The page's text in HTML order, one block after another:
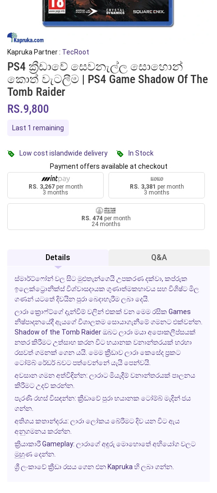
Kapruka Partner : TecRoot
PS4 ක්‍රීඩාවේ සෙවනැල්ල සොහොන්
කොත් වැටලීම | PS4 Game Shadow Of The
Tomb Raider
RS.9,800
Last 1 remaining
Low cost islandwide delivery
In Stock
Payment offers available at checkout
RS. 3,267per month
3 months
RS. 3,381 per month
3 months
RS. 474 per month
24 months
Details Q&A
ස්මාර්ට්ෆෝන් වල සිට මුළුතැන්ගෙයි උපකරණ දක්වා, කප්රුක
ඉලෙක්ට්‍රොනික්ස් විශ්වාසදායක ගුණාත්මකභාවය සහ විශිෂ්ට මිල
ගණන් යටතේ දිවයින පුරා බෙදාහැරීම ලබා දෙයි.
ලාරා ක්‍රොෆ්ට්ගේ දැන්වීම් වලින් එකක් වන මෙම රසික Games
නිෂ්පාදනයේදී ඇයගේ විශාලතම සොයාගැනීමේ ගමනට එක්වන්න.
Shadow of the Tomb Raiderඔබට ලාරා මයා අපොකලීප්සයක්
නතර කිරීමට උත්සාහ කරන විට භයානක වනාන්තරයක් හරහා
රසවත් ගමනක් ගෙන යයි. මෙම ක්‍රීඩාව ලාරා කෙසේද ප්‍රකට
ටෝම්බ් රේඩර් බවට පත්වෙන්නේ යැයි පෙන්වයි.
අවසාන ගමන අත්විඳින්න: ලාරාට මියැදීම් වනාන්තරයක් පාලනය
කිරීමට උදව් කරන්න.
පැරණි රහස් විසඳන්න: ක්‍රීඩාවේ පුරා භයානක ටෝම්බ් මැදින් ජය
ගන්න.
අතිශය කතාන්දරය: ලාරා ලෝකය බේරීමට දිව යන විට ඇය
අනුගමනය කරන්න.
ක්‍රියාකාරී Gameplay: ලාරාගේ අඳුරු මොහොතේ අභියෝග වලට
මුහුණ දෙන්න.
ශ්‍රී ලංකාවේ ක්‍රීඩා රසය ගෙන එනKapruka හි ලබා ගන්න.